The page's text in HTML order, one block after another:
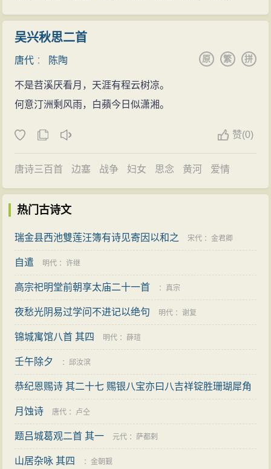
吴兴秋思二首
唐代 ： 陈陶 拼
繁
原
不是苕溪厌看月，天涯有程云树凉。
何意汀洲剩风雨，白蘋今日似潇湘。
赞(0)
唐诗三百首 边塞 战争 妇女 思念 黄河 爱情
热门古诗文
瑞金县西池雙莲汪簿有诗见寄因以和之 宋代 ：金君卿
自遣 明代 ：许继
高宗祀明堂前朝享太庙二十一首 ： 真宗
夜愁光阴易过学问不进记以绝句 明代 ：谢复
锦城寓馆八首 其四 明代 ： 薛瑄
壬午除夕 ：邱汝滨
恭纪恩赐诗 其二十七 赐银八宝亦曰八吉祥锭胜珊瑚犀角
珠子名状各异 ：严嵩
月蚀诗 唐代 ： 卢仝
题吕城葛观二首 其一 元代 ： 萨都剌
山居杂咏 其四 ：金朝觐